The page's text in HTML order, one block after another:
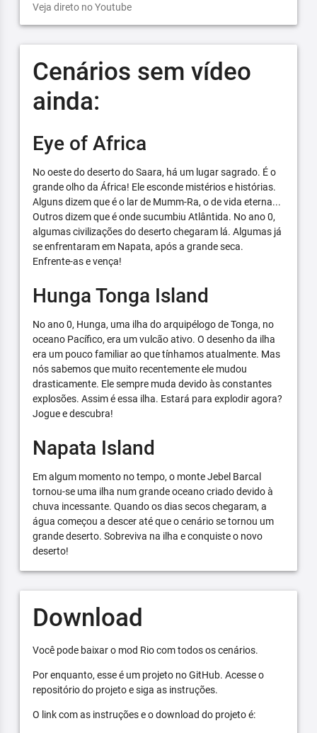
Veja direto no Youtube
Cenários sem vídeo
ainda:
Eye of Africa
No oeste do deserto do Saara, há um lugar sagrado. É o
grande olho da África! Ele esconde mistérios e histórias.
Alguns dizem que é o lar de Mumm-Ra, o de vida eterna...
Outros dizem que é onde sucumbiu Atlântida. No ano 0,
algumas civilizações do deserto chegaram lá. Algumas já
se enfrentaram em Napata, após a grande seca.
Enfrente-as e vença!
Hunga Tonga Island
No ano 0, Hunga, uma ilha do arquipélogo de Tonga, no
oceano Pacífico, era um vulcão ativo. O desenho da ilha
era um pouco familiar ao que tínhamos atualmente. Mas
nós sabemos que muito recentemente ele mudou
drasticamente. Ele sempre muda devido às constantes
explosões. Assim é essa ilha. Estará para explodir agora?
Jogue e descubra!
Napata Island
Em algum momento no tempo, o monte Jebel Barcal
tornou-se uma ilha num grande oceano criado devido à
chuva incessante. Quando os dias secos chegaram, a
água começou a descer até que o cenário se tornou um
grande deserto. Sobreviva na ilha e conquiste o novo
deserto!
Download
Você pode baixar o mod Rio com todos os cenários.
Por enquanto, esse é um projeto no GitHub. Acesse o
repositório do projeto e siga as instruções.
O link com as instruções e o download do projeto é: